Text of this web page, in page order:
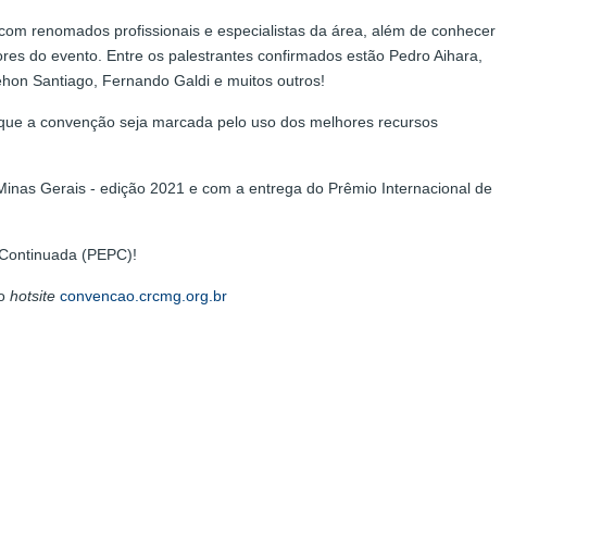
renomados profissionais e especialistas da área, além de conhecer
do evento. Entre os palestrantes confirmados estão Pedro Aihara,
Santiago, Fernando Galdi e muitos outros!
a convenção seja marcada pelo uso dos melhores recursos
Gerais - edição 2021 e com a entrega do Prêmio Internacional de
(PEPC)!
hotsite convencao.crcmg.org.br